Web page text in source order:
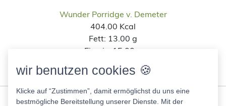
Wunder Porridge v. Demeter
404.00 Kcal
Fett: 13.00 g
Eiweis: 15.00 g
Zucker:0.80 g
Vivera pikante Drumsticks
wir benutzen cookies 🍪
Klicke auf “Zustimmen”, damit ermöglichst du uns eine
bestmögliche Bereitstellung unserer Dienste. Mit der